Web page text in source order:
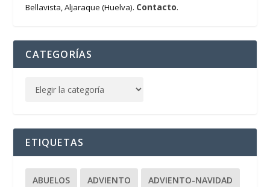
Bellavista, Aljaraque (Huelva). Contacto.
CATEGORÍAS
ETIQUETAS
ABUELOS ADVIENTO ADVIENTO-NAVIDAD